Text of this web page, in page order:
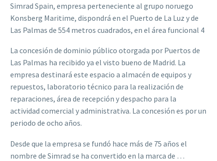
Simrad Spain, empresa perteneciente al grupo noruego
Konsberg Maritime, dispondrá en el Puerto de La Luz y de
Las Palmas de 554 metros cuadrados, en el área funcional 4
La concesión de dominio público otorgada por Puertos de
Las Palmas ha recibido ya el visto bueno de Madrid. La
empresa destinará este espacio a almacén de equipos y
repuestos, laboratorio técnico para la realización de
reparaciones, área de recepción y despacho para la
actividad comercial y administrativa. La concesión es por un
periodo de ocho años.
Desde que la empresa se fundó hace más de 75 años el
nombre de Simrad se ha convertido en la marca de …